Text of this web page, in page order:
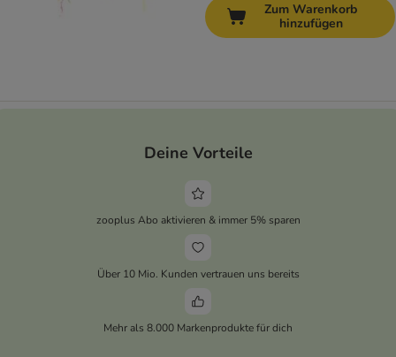
Zum Warenkorb
hinzufügen
Deine Vorteile
zooplus Abo aktivieren & immer 5% sparen
Über 10 Mio. Kunden vertrauen uns bereits
Mehr als 8.000 Markenprodukte für dich